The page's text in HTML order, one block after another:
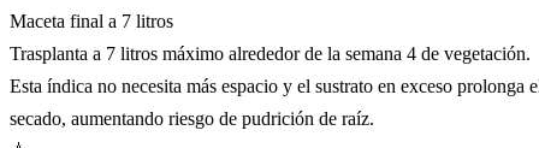
Maceta final a 7 litros
Trasplanta a 7 litros máximo alrededor de la semana 4 de vegetación.
Esta índica no necesita más espacio y el sustrato en exceso prolonga
secado, aumentando riesgo de pudrición de raíz.